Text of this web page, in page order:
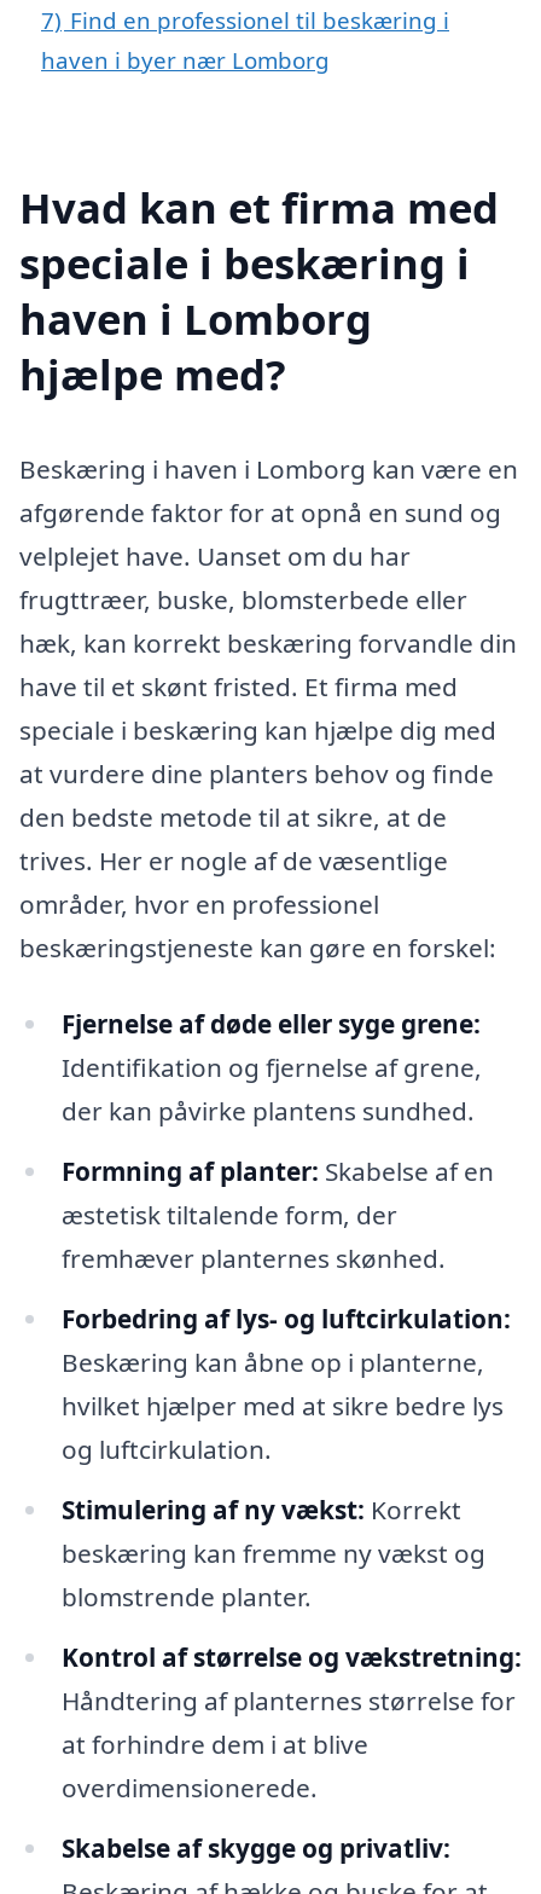
7) Find en professionel til beskæring i
haven i byer nær Lomborg
Hvad kan et firma med
speciale i beskæring i
haven i Lomborg
hjælpe med?
Beskæring i haven i Lomborg kan være en
afgørende faktor for at opnå en sund og
velplejet have. Uanset om du har
frugttræer, buske, blomsterbede eller
hæk, kan korrekt beskæring forvandle din
have til et skønt fristed. Et firma med
speciale i beskæring kan hjælpe dig med
at vurdere dine planters behov og finde
den bedste metode til at sikre, at de
trives. Her er nogle af de væsentlige
områder, hvor en professionel
beskæringstjeneste kan gøre en forskel:
Fjernelse af døde eller syge grene:
Identifikation og fjernelse af grene,
der kan påvirke plantens sundhed.
Formning af planter: Skabelse af en
æstetisk tiltalende form, der
fremhæver planternes skønhed.
Forbedring af lys- og luftcirkulation:
Beskæring kan åbne op i planterne,
hvilket hjælper med at sikre bedre lys
og luftcirkulation.
Stimulering af ny vækst: Korrekt
beskæring kan fremme ny vækst og
blomstrende planter.
Kontrol af størrelse og vækstretning:
Håndtering af planternes størrelse for
at forhindre dem i at blive
overdimensionerede.
Skabelse af skygge og privatliv: